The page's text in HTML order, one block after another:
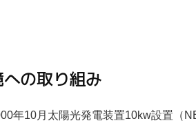
の取り組み
年10月太陽光発電装置10kw設置（